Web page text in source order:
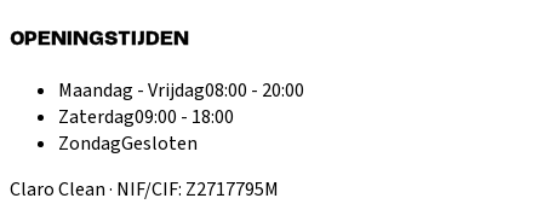
OPENINGSTIJDEN
Maandag - Vrijdag08:00 - 20:00
Zaterdag09:00 - 18:00
ZondagGesloten
Claro Clean · NIF/CIF: Z2717795M